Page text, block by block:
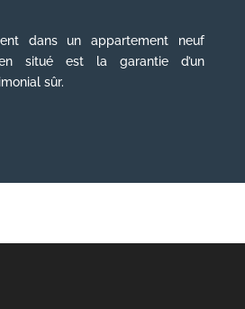
dans un appartement neuf
situé est la garantie d’un
sûr.